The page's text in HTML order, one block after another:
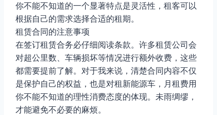
你不能不知道的一个显著特点是灵活性，租客可以
根据自己的需求选择合适的租期。
租赁合同的注意事项
在签订租赁合务必仔细阅读条款。许多租赁公司会
对超公里数、车辆损坏等情况进行额外收费，这些
都需要提前了解。对于我来说，清楚合同内容不仅
是保护自己的权益，也是对租新能源车，月租费用
你不能不知道的理性消费态度的体现。未雨绸缪，
才能避免不必要的麻烦。